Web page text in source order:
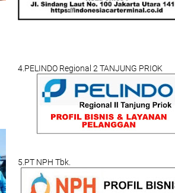
4.PELINDO Regional 2 TANJUNG PRIOK
5.PT NPH Tbk.